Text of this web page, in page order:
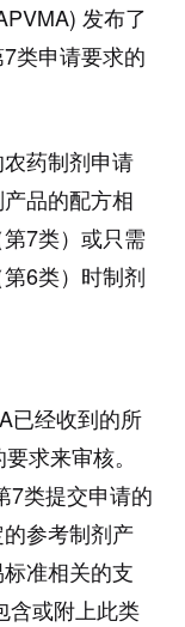
发布了
7类申请要求的
药制剂申请
品的配方相
7类）或只需
6类）时制剂
已经收到的所
求来审核。
7类提交申请的
参考制剂产
准相关的支
含或附上此类